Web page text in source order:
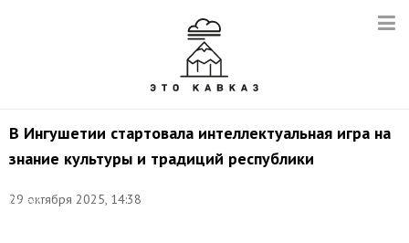
В Ингушетии стартовала интеллектуальная игра на
знание культуры и традиций республики
29 октября 2025, 14:38
Сергей